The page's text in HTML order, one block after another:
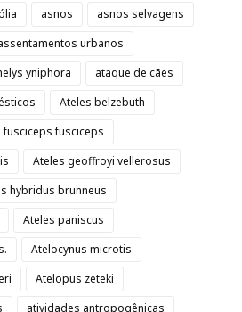
asnos
asnos selvagens
urbanos
yniphora
ataque de cães
Ateles belzebuth
fusciceps fusciceps
Ateles geoffroyi vellerosus
hybridus brunneus
Ateles paniscus
Atelocynus microtis
Atelopus zeteki
atividades antropogênicas